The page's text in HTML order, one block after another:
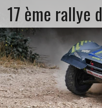
17 ème rallye